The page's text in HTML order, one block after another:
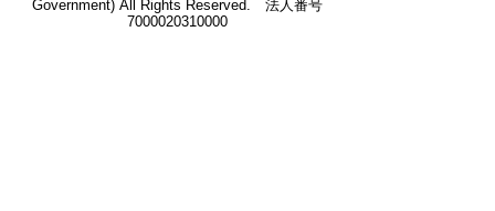
Government) All Rights Reserved. 法人番号
7000020310000